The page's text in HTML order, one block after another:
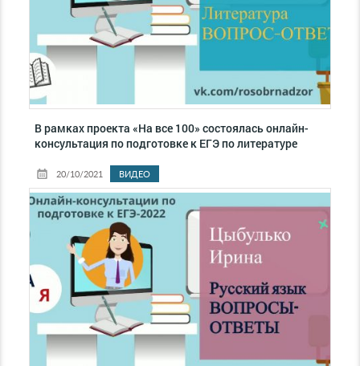
В рамках проекта «На все 100» состоялась онлайн-
консультация по подготовке к ЕГЭ по литературе
20/10/2021 ВИДЕО